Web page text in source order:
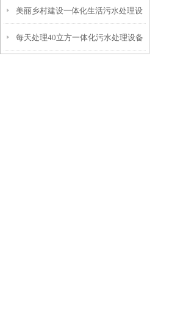
美丽乡村建设一体化生活污水处理设
备
每天处理40立方一体化污水处理设备